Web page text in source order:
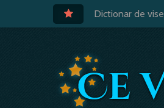
Dictionar de vise